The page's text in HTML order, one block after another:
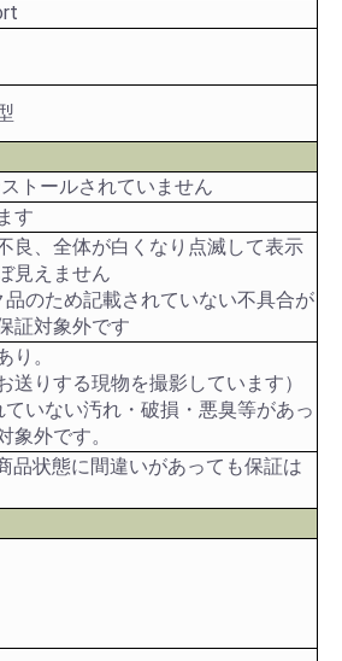
トールされていません
す
良、全体が白くなり点滅して表示
見えません
品のため記載されていない不具合が
証対象外です
り。
送りする現物を撮影しています）
いない汚れ・破損・悪臭等があっ
象外です。
品状態に間違いがあっても保証は